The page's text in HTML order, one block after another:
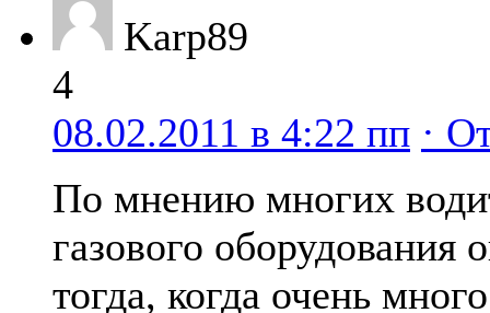
Karp89
4
08.02.2011 в 4:22 пп ·
По мнению многих
газового оборудования
тогда, когда очень